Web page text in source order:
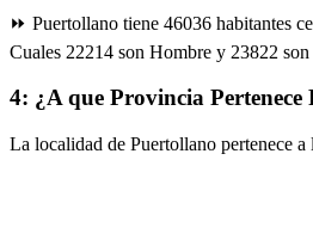
⏩ Puertollano tiene 46036 habitantes
Cuales 22214 son Hombre y 23822
4: ¿A que Provincia Pertenece
La localidad de Puertollano pertenece